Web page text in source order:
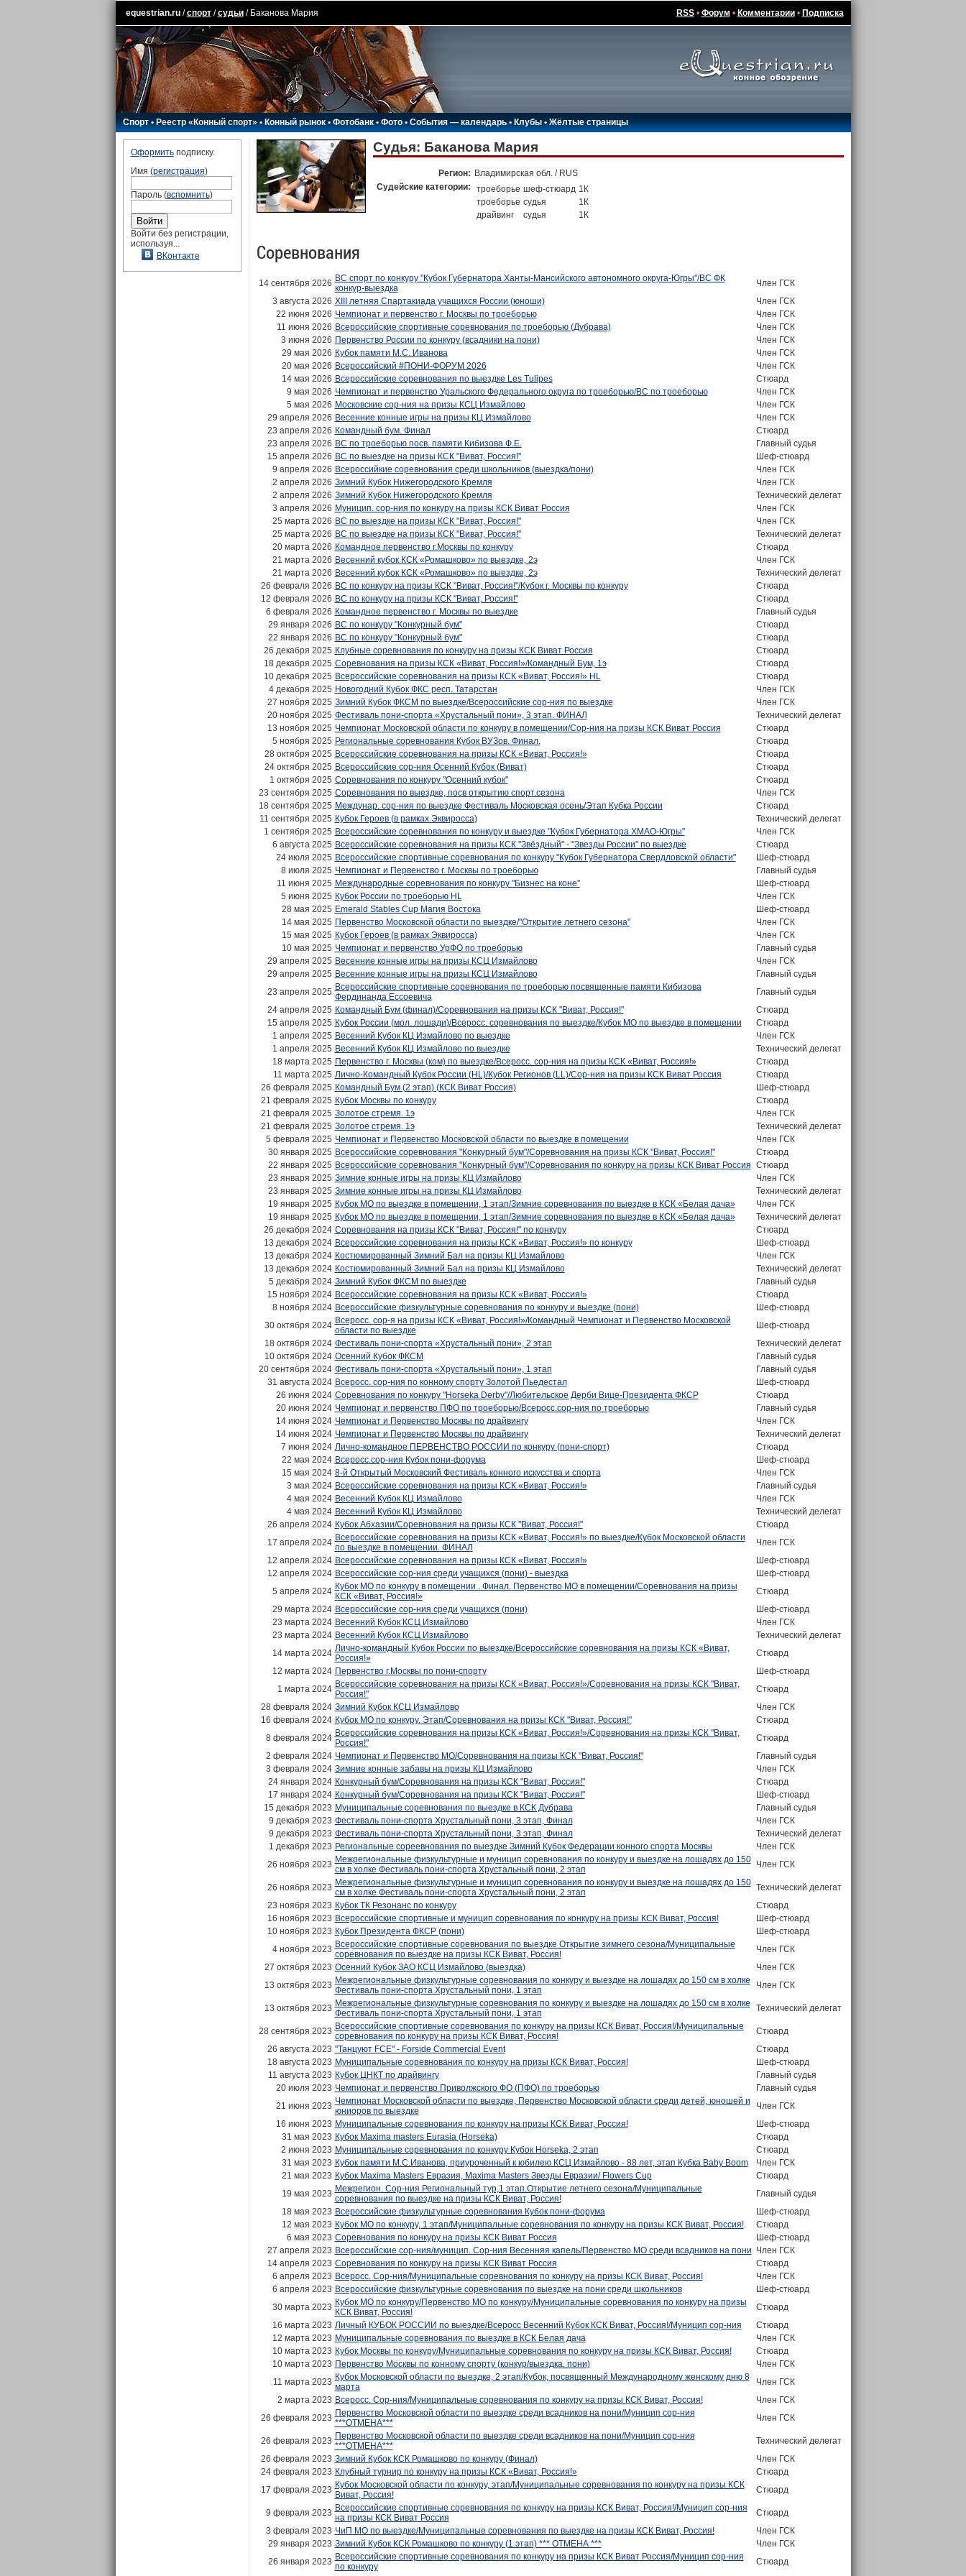
equestrian.ru/спорт/судьи/ Баканова Мария RSS• Форум • Комментарии• Подписка
Спорт•Реестр «Конный спорт»•Конный рынок•Фотобанк •Фото•События — календарь•Клубы •Жёлтые страницы
Оформитьподписку.
Имя (регистрация)
Пароль (вспомнить)
Войти без регистрации,
используя...
ВКонтакте
Судья: Баканова Мария
Регион: Владимирская обл. / RUS
Судейские категории:
троеборье шеф-стюард 1К
троеборье судья
1К
драйвинг
судья 1К
Соревнования
14 сентября 2026 ВС спорт по конкуру "Кубок Губернатора Ханты-Мансийского автономного округа-Югры"/ВС ФК
конкур-выездка
Член ГСК
3 августа 2026 XIII летняя Спартакиада учащихся России (юноши)
Член ГСК
22 июня 2026 Чемпионат и первенство г. Москвы по троеборью
Член ГСК
11 июня 2026 Всероссийские спортивные соревнования по троеборью (Дубрава)
Член ГСК
3 июня 2026 Первенство России по конкуру (всадники на пони)
Член ГСК
29 мая 2026 Кубок памяти М.С. Иванова
Член ГСК
20 мая 2026 Всероссийский #ПОНИ-ФОРУМ 2026
Член ГСК
14 мая 2026 Всероссийские соревнования по выездке Les Tulipes
Стюард
9 мая 2026 Чемпионат и первенство Уральского Федерального округа по троеборью/ВС по троеборью
Член ГСК
5 мая 2026 Московские сор-ния на призы КСЦ Измайлово
Член ГСК
29 апреля 2026 Весенние конные игры на призы КЦ Измайлово
Член ГСК
23 апреля 2026 Командный бум. Финал
Стюард
23 апреля 2026 ВС по троеборью посв. памяти Кибизова Ф.Е.
Главный судья
15 апреля 2026 ВС по выездке на призы КСК "Виват, Россия!"
Шеф-стюард
9 апреля 2026 Всероссийкие соревнования среди школьников (выездка/пони)
Член ГСК
2 апреля 2026 Зимний Кубок Нижегородского Кремля
Член ГСК
2 апреля 2026 Зимний Кубок Нижегородского Кремля
Технический делегат
3 апреля 2026 Муницип. сор-ния по конкуру на призы КСК Виват Россия
Член ГСК
25 марта 2026 ВС по выездке на призы КСК "Виват, Россия!"
Член ГСК
25 марта 2026 ВС по выездке на призы КСК "Виват, Россия!"
Технический делегат
20 марта 2026 Командное первенство г.Москвы по конкуру
Стюард
21 марта 2026 Весенний кубок КСК «Ромашково» по выездке, 2э
Член ГСК
21 марта 2026 Весенний кубок КСК «Ромашково» по выездке, 2э
Технический делегат
26 февраля 2026 ВС по конкуру на призы КСК "Виват, Россия!"/Кубок г. Москвы по конкуру
Стюард
12 февраля 2026 ВС по конкуру на призы КСК "Виват, Россия!"
Стюард
6 февраля 2026 Командное первенство г. Москвы по выездке
Главный судья
29 января 2026 ВС по конкуру "Конкурный бум"
Стюард
22 января 2026 ВС по конкуру "Конкурный бум"
Стюард
26 декабря 2025 Клубные соревнования по конкуру на призы КСК Виват Россия
Стюард
18 декабря 2025 Соревнования на призы КСК «Виват, Россия!»/Командный Бум, 1э
Стюард
10 декабря 2025 Всероссийские соревнования на призы КСК «Виват, Россия!» HL
Стюард
4 декабря 2025 Новогодний Кубок ФКС респ. Татарстан
Член ГСК
27 ноября 2025 Зимний Кубок ФКСМ по выездке/Всероссийские сор-ния по выездке
Член ГСК
20 ноября 2025 Фестиваль пони-спорта «Хрустальный пони», 3 этап. ФИНАЛ
Технический делегат
13 ноября 2025 Чемпионат Московской области по конкуру в помещении/Сор-ния на призы КСК Виват Россия
Стюард
5 ноября 2025 Региональные соревнования Кубок ВУЗов. Финал.
Стюард
28 октября 2025 Всероссийские соревнования на призы КСК «Виват, Россия!»
Стюард
24 октября 2025 Всероссийские сор-ния Осенний Кубок (Виват)
Стюард
1 октября 2025 Соревнования по конкуру "Осенний кубок"
Стюард
23 сентября 2025 Соревнования по выездке, посв открытию спорт.сезона
Член ГСК
18 сентября 2025 Междунар. сор-ния по выездке Фестиваль Московская осень/Этап Кубка России
Стюард
11 сентября 2025 Кубок Героев (в рамках Эквиросса)
Технический делегат
1 сентября 2025 Всероссийские соревнования по конкуру и выездке "Кубок Губернатора ХМАО-Югры"
Член ГСК
6 августа 2025 Всероссийские соревнования на призы КСК "Звёздный" - "Звезды России" по выездке
Стюард
24 июля 2025 Всероссийские спортивные соревнования по конкуру "Кубок Губернатора Свердловской области"
Шеф-стюард
8 июля 2025 Чемпионат и Первенство г. Москвы по троеборью
Главный судья
11 июня 2025 Международные соревнования по конкуру "Бизнес на коне"
Шеф-стюард
5 июня 2025 Кубок России по троеборью HL
Член ГСК
28 мая 2025 Emerald Stables Cup Магия Востока
Шеф-стюард
14 мая 2025 Первенство Московской области по выездке/"Открытие летнего сезона"
Член ГСК
15 мая 2025 Кубок Героев (в рамках Эквиросса)
Член ГСК
10 мая 2025 Чемпионат и первенство УрФО по троеборью
Главный судья
29 апреля 2025 Весенние конные игры на призы КСЦ Измайлово
Член ГСК
29 апреля 2025 Весенние конные игры на призы КСЦ Измайлово
Главный судья
23 апреля 2025 Всероссийские спортивные соревнования по троеборью посвященные памяти Кибизова
Фердинанда Ессоевича
Главный судья
24 апреля 2025 Командный Бум (финал)/Соревнования на призы КСК "Виват, Россия!"
Стюард
15 апреля 2025 Кубок России (мол. лошади)/Всеросс. соревнования по выездке/Кубок МО по выездке в помещении
Стюард
1 апреля 2025 Весенний Кубок КЦ Измайлово по выездке
Член ГСК
1 апреля 2025 Весенний Кубок КЦ Измайлово по выездке
Технический делегат
18 марта 2025 Первенство г. Москвы (ком) по выездке/Всеросс. сор-ния на призы КСК «Виват, Россия!»
Стюард
11 марта 2025 Лично-Командный Кубок России (HL)/Кубок Регионов (LL)/Сор-ния на призы КСК Виват Россия
Стюард
26 февраля 2025 Командный Бум (2 этап) (КСК Виват Россия)
Шеф-стюард
21 февраля 2025 Кубок Москвы по конкуру
Стюард
21 февраля 2025 Золотое стремя. 1э
Член ГСК
21 февраля 2025 Золотое стремя. 1э
Технический делегат
5 февраля 2025 Чемпионат и Первенство Московской области по выездке в помещении
Член ГСК
30 января 2025 Всероссийские соревнования "Конкурный бум"/Соревнования на призы КСК "Виват, Россия!"
Стюард
22 января 2025 Всероссийские соревнования "Конкурный бум"/Соревнования по конкуру на призы КСК Виват Россия Стюард
23 января 2025 Зимние конные игры на призы КЦ Измайлово
Член ГСК
23 января 2025 Зимние конные игры на призы КЦ Измайлово
Технический делегат
19 января 2025 Кубок МО по выездке в помещении, 1 этап/Зимние соревнования по выездке в КСК «Белая дача»
Член ГСК
19 января 2025 Кубок МО по выездке в помещении, 1 этап/Зимние соревнования по выездке в КСК «Белая дача»
Технический делегат
26 декабря 2024 Соревнования на призы КСК "Виват, Россия!" по конкуру
Стюард
13 декабря 2024 Всероссийские соревнования на призы КСК «Виват, Россия!» по конкуру
Шеф-стюард
13 декабря 2024 Костюмированный Зимний Бал на призы КЦ Измайлово
Член ГСК
13 декабря 2024 Костюмированный Зимний Бал на призы КЦ Измайлово
Технический делегат
5 декабря 2024 Зимний Кубок ФКСМ по выездке
Главный судья
15 ноября 2024 Всероссийские соревнования на призы КСК «Виват, Россия!»
Стюард
8 ноября 2024 Всероссийские физкультурные соревнования по конкуру и выездке (пони)
Шеф-стюард
30 октября 2024 Всеросс. сор-я на призы КСК «Виват, Россия!»/Командный Чемпионат и Первенство Московской
области по выездке
Шеф-стюард
18 октября 2024 Фестиваль пони-спорта «Хрустальный пони», 2 этап
Технический делегат
10 октября 2024 Осенний Кубок ФКСМ
Главный судья
20 сентября 2024 Фестиваль пони-спорта «Хрустальный пони», 1 этап
Главный судья
31 августа 2024 Всеросс. сор-ния по конному спорту Золотой Пьедестал
Шеф-стюард
26 июня 2024 Соревнования по конкуру "Horseka Derby"/Любительское Дерби Вице-Президента ФКСР
Стюард
20 июня 2024 Чемпионат и первенство ПФО по троеборью/Всеросс.сор-ния по троеборью
Главный судья
14 июня 2024 Чемпионат и Первенство Москвы по драйвингу
Член ГСК
14 июня 2024 Чемпионат и Первенство Москвы по драйвингу
Технический делегат
7 июня 2024 Лично-командное ПЕРВЕНСТВО РОССИИ по конкуру (пони-спорт)
Стюард
22 мая 2024 Всеросс.сор-ния Кубок пони-форума
Шеф-стюард
15 мая 2024 8-й Открытый Московский Фестиваль конного искусства и спорта
Член ГСК
3 мая 2024 Всероссийские соревнования на призы КСК «Виват, Россия!»
Главный судья
4 мая 2024 Весенний Кубок КЦ Измайлово
Член ГСК
4 мая 2024 Весенний Кубок КЦ Измайлово
Технический делегат
26 апреля 2024 Кубок Абхазии/Соревнования на призы КСК "Виват, Россия!"
Стюард
17 апреля 2024 Всероссийские соревнования на призы КСК «Виват, Россия!» по выездке/Кубок Московской области
по выездке в помещении. ФИНАЛ
Член ГСК
12 апреля 2024 Всероссийские соревнования на призы КСК «Виват, Россия!»
Шеф-стюард
12 апреля 2024 Всероссийские сор-ния среди учащихся (пони) - выездка
Шеф-стюард
5 апреля 2024 Кубок МО по конкуру в помещении . Финал. Первенство МО в помещении/Соревнования на призы
КСК «Виват, Россия!»
Стюард
29 марта 2024 Всероссийские сор-ния среди учащихся (пони)
Шеф-стюард
23 марта 2024 Весенний Кубок КСЦ Измайлово
Член ГСК
23 марта 2024 Весенний Кубок КСЦ Измайлово
Технический делегат
14 марта 2024 Лично-командный Кубок России по выездке/Всероссийские соревнования на призы КСК «Виват,
Россия!»
Стюард
12 марта 2024 Первенство г.Москвы по пони-спорту
Шеф-стюард
1 марта 2024 Всероссийские соревнования на призы КСК «Виват, Россия!»/Соревнования на призы КСК "Виват,
Россия!"
Стюард
28 февраля 2024 Зимний Кубок КСЦ Измайлово
Член ГСК
16 февраля 2024 Кубок МО по конкуру. Этап/Соревнования на призы КСК "Виват, Россия!"
Стюард
8 февраля 2024 Всероссийские соревнования на призы КСК «Виват, Россия!»/Соревнования на призы КСК "Виват,
Россия!"
Стюард
2 февраля 2024 Чемпионат и Первенство МО/Соревнования на призы КСК "Виват, Россия!"
Главный судья
3 февраля 2024 Зимние конные забавы на призы КЦ Измайлово
Член ГСК
24 января 2024 Конкурный бум/Соревнования на призы КСК "Виват, Россия!"
Стюард
17 января 2024 Конкурный бум/Соревнования на призы КСК "Виват, Россия!"
Шеф-стюард
15 декабря 2023 Муниципальные соревнования по выездке в КСК Дубрава
Главный судья
9 декабря 2023 Фестиваль пони-спорта Хрустальный пони, 3 этап, Финал
Член ГСК
9 декабря 2023 Фестиваль пони-спорта Хрустальный пони, 3 этап, Финал
Технический делегат
1 декабря 2023 Региональные сореевнования по выездке Зимний Кубок Федерации конного спорта Москвы
Член ГСК
26 ноября 2023 Межрегиональные физкультурные и муницип соревнования по конкуру и выездке на лошадях до 150
см в холке Фестиваль пони-спорта Хрустальный пони, 2 этап
Член ГСК
26 ноября 2023 Межрегиональные физкультурные и муницип соревнования по конкуру и выездке на лошадях до 150
см в холке Фестиваль пони-спорта Хрустальный пони, 2 этап
Технический делегат
23 ноября 2023 Кубок ТК Резонанс по конкуру
Стюард
16 ноября 2023 Всероссийские спортивные и муницип соревнования по конкуру на призы КСК Виват, Россия!
Шеф-стюард
10 ноября 2023 Кубок Президента ФКСР (пони)
Шеф-стюард
4 ноября 2023 Всероссийские спортивные соревнования по выездке Открытие зимнего сезона/Муниципальные
соревнования по выездке на призы КСК Виват, Россия!
Член ГСК
27 октября 2023 Осенний Кубок ЗАО КСЦ Измайлово (выездка)
Член ГСК
13 октября 2023 Межрегиональные физкультурные соревнования по конкуру и выездке на лошадях до 150 см в холке
Фестиваль пони-спорта Хрустальный пони, 1 этап
Член ГСК
13 октября 2023 Межрегиональные физкультурные соревнования по конкуру и выездке на лошадях до 150 см в холке
Фестиваль пони-спорта Хрустальный пони, 1 этап
Технический делегат
28 сентября 2023 Всероссийские спортивные соревнования по конкуру на призы КСК Виват, Россия!/Муниципальные
соревнования по конкуру на призы КСК Виват, Россия!
Стюард
26 августа 2023 "Танцуют FCE" - Forside Commercial Event
Стюард
18 августа 2023 Муниципальные соревнования по конкуру на призы КСК Виват, Россия!
Шеф-стюард
11 августа 2023 Кубок ЦНКТ по драйвингу
Главный судья
20 июля 2023 Чемпионат и первенство Приволжского ФО (ПФО) по троеборью
Главный судья
21 июня 2023 Чемпионат Московской области по выездке, Первенство Московской области среди детей, юношей и
юниоров по выездке
Член ГСК
16 июня 2023 Муниципальные соревнования по конкуру на призы КСК Виват, Россия!
Шеф-стюард
31 мая 2023 Кубок Maxima masters Eurasia (Horseka)
Стюард
2 июня 2023 Муниципальные соревнования по конкуру Кубок Horseka, 2 этап
Стюард
31 мая 2023 Кубок памяти М.С.Иванова, приуроченный к юбилею КСЦ Измайлово - 88 лет, этап Кубка Baby Boom
Член ГСК
21 мая 2023 Кубок Maxima Masters Евразия, Maxima Masters Звезды Евразии/ Flowers Cup
Стюард
19 мая 2023 Межрегион. Сор-ния Региональный тур,1 этап.Открытие летнего сезона/Муниципальные
соревнования по выездке на призы КСК Виват, Россия!
Главный судья
18 мая 2023 Всероссийские физкультурные соревнования Кубок пони-форума
Шеф-стюард
12 мая 2023 Кубок МО по конкуру, 1 этап/Муниципальные соревнования по конкуру на призы КСК Виват, Россия!
Стюард
6 мая 2023 Соревнования по конкуру на призы КСК Виват Россия
Шеф-стюард
27 апреля 2023 Всероссийские сор-ния/муницип. Сор-ния Весенняя капель/Первенство МО среди всадников на пони Член ГСК
14 апреля 2023 Соревнования по конкуру на призы КСК Виват Россия
Стюард
6 апреля 2023 Всеросс. Сор-ния/Муниципальные соревнования по конкуру на призы КСК Виват, Россия!
Член ГСК
6 апреля 2023 Всероссийские физкультурные соревнования по выездке на пони среди школьников
Шеф-стюард
30 марта 2023 Кубок МО по конкуру/Первенство МО по конкуру/Муниципальные соревнования по конкуру на призы
КСК Виват, Россия!
Стюард
16 марта 2023 Личный КУБОК РОССИИ по выездке/Всеросс Весенний Кубок КСК Виват, Россия!/Муницип сор-ния
Стюард
12 марта 2023 Муниципальные соревнования по выездке в КСК Белая дача
Член ГСК
10 марта 2023 Кубок Москвы по конкуру/Муниципальные соревнования по конкуру на призы КСК Виват, Россия!
Стюард
10 марта 2023 Первенство Москвы по конному спорту (конкур/выездка. пони)
Член ГСК
11 марта 2023 Кубок Московской области по выездке, 2 этап/Кубок, посвященный Международному женскому дню 8
марта
Член ГСК
2 марта 2023 Всеросс. Сор-ния/Муниципальные соревнования по конкуру на призы КСК Виват, Россия!
Член ГСК
26 февраля 2023 Первенство Московской области по выездке среди всадников на пони/Муницип сор-ния
***ОТМЕНА***
Член ГСК
26 февраля 2023 Первенство Московской области по выездке среди всадников на пони/Муницип сор-ния
***ОТМЕНА***
Технический делегат
26 февраля 2023 Зимний Кубок КСК Ромашково по конкуру (Финал)
Член ГСК
24 февраля 2023 Клубный турнир по конкуру на призы КСК «Виват, Россия!»
Стюард
17 февраля 2023 Кубок Московской области по конкуру, этап/Муниципальные соревнования по конкуру на призы КСК
Виват, Россия!
Стюард
9 февраля 2023 Всероссийские спортивные соревнования по конкуру на призы КСК Виват, Россия!/Муницип сор-ния
на призы КСК Виват Россия
Стюард
3 февраля 2023 ЧиП МО по выездке/Муниципальные соревнования по выездке на призы КСК Виват, Россия!
Член ГСК
29 января 2023 Зимний Кубок КСК Ромашково по конкуру (1 этап) *** ОТМЕНА ***
Член ГСК
26 января 2023 Всероссийские спортивные соревнования по конкуру на призы КСК Виват Россия/Муницип сор-ния
по конкуру
Стюард